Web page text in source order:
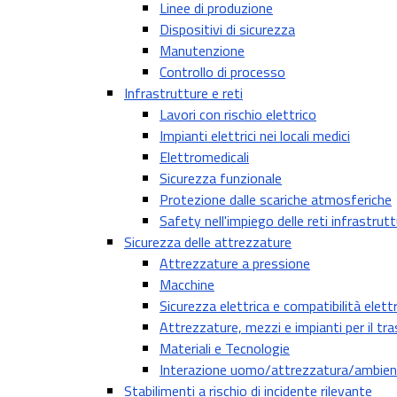
Linee di produzione
Dispositivi di sicurezza
Manutenzione
Controllo di processo
Infrastrutture e reti
Lavori con rischio elettrico
Impianti elettrici nei locali medici
Elettromedicali
Sicurezza funzionale
Protezione dalle scariche atmosferiche
Safety nell'impiego delle reti
Sicurezza delle attrezzature
Attrezzature a pressione
Macchine
Sicurezza elettrica e compatibilità
Attrezzature, mezzi e impianti per il
Materiali e Tecnologie
Interazione uomo/attrezzatura/
Stabilimenti a rischio di incidente rilevante